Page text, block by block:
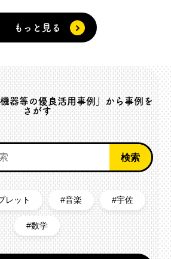
もっと見る
器等の優良活用事例」から事例を
さがす
レット 音楽 宇佐
数学